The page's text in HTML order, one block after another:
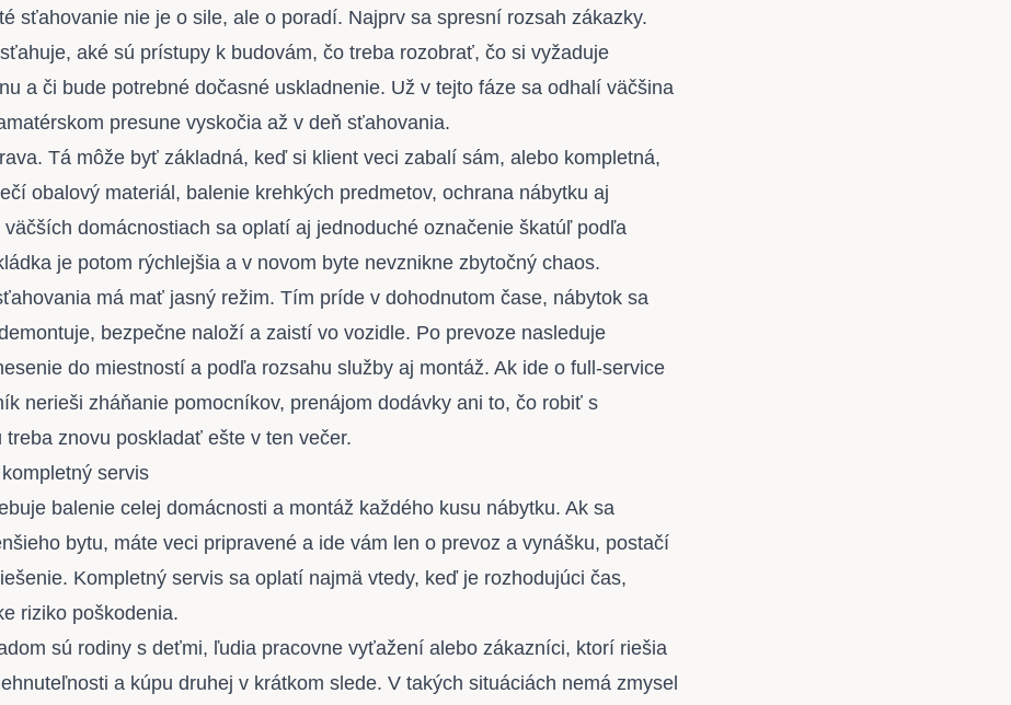
sťahovanie nie je o sile, ale o poradí. Najprv sa spresní rozsah zákazky.
aké sú prístupy k budovám, čo treba rozobrať, čo si vyžaduje
a či bude potrebné dočasné uskladnenie. Už v tejto fáze sa odhalí väčšina
presune vyskočia až v deň sťahovania.
Tá môže byť základná, keď si klient veci zabalí sám, alebo kompletná,
obalový materiál, balenie krehkých predmetov, ochrana nábytku aj
väčších domácnostiach sa oplatí aj jednoduché označenie škatúľ podľa
je potom rýchlejšia a v novom byte nevznikne zbytočný chaos.
má mať jasný režim. Tím príde v dohodnutom čase, nábytok sa
bezpečne naloží a zaistí vo vozidle. Po prevoze nasleduje
do miestností a podľa rozsahu služby aj montáž. Ak ide o full-service
nerieši zháňanie pomocníkov, prenájom dodávky ani to, čo robiť s
treba znovu poskladať ešte v ten večer.
servis
balenie celej domácnosti a montáž každého kusu nábytku. Ak sa
bytu, máte veci pripravené a ide vám len o prevoz a vynášku, postačí
Kompletný servis sa oplatí najmä vtedy, keď je rozhodujúci čas,
riziko poškodenia.
sú rodiny s deťmi, ľudia pracovne vyťažení alebo zákazníci, ktorí riešia
a kúpu druhej v krátkom slede. V takých situáciách nemá zmysel